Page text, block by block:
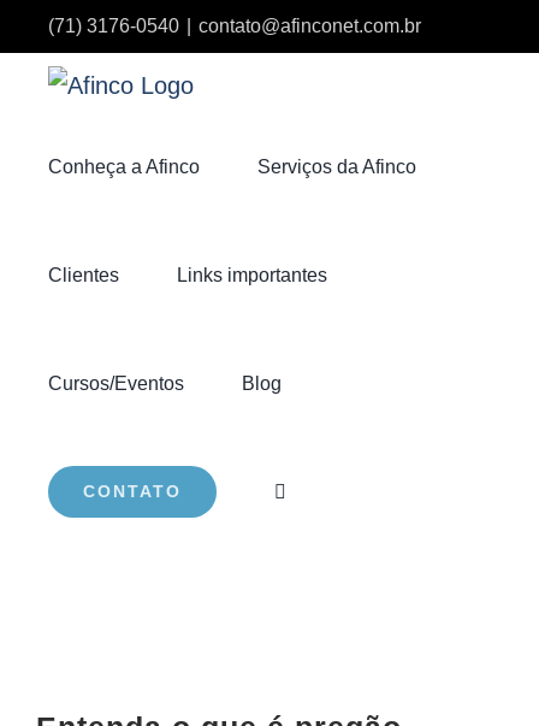
para
(71) 3176-0540 contato@afinconet.com.br
Conheça a Afinco Serviços da Afinco
Clientes Links importantes
Cursos/Eventos Blog
CONTATO